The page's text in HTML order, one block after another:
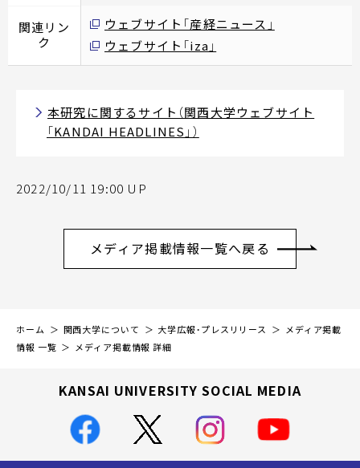
関連リン
ク
ウェブサイト「産経ニュース」
ウェブサイト「iza」
本研究に関するサイト（関西大学ウェブサイト
「KANDAI HEADLINES」）
2022/10/11 19:00 UP
メディア掲載情報一覧へ戻る
ホーム 関西大学について 大学広報・プレスリリース
メディア掲載
情報 一覧
メディア掲載情報 詳細
KANSAI UNIVERSITY SOCIAL MEDIA